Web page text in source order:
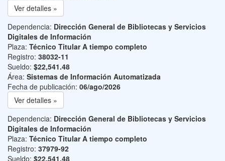
Ver detalles »
Dependencia: Dirección General de Bibliotecas y Servicios
Digitales de Información
Plaza: Técnico Titular A tiempo completo
Registro: 38032-11
Sueldo: $22,541.48
Área: Sistemas de Información Automatizada
Fecha de publicación: 06/ago/2026
Ver detalles »
Dependencia: Dirección General de Bibliotecas y Servicios
Digitales de Información
Plaza: Técnico Titular A tiempo completo
Registro: 37979-92
Sueldo: $22,541.48